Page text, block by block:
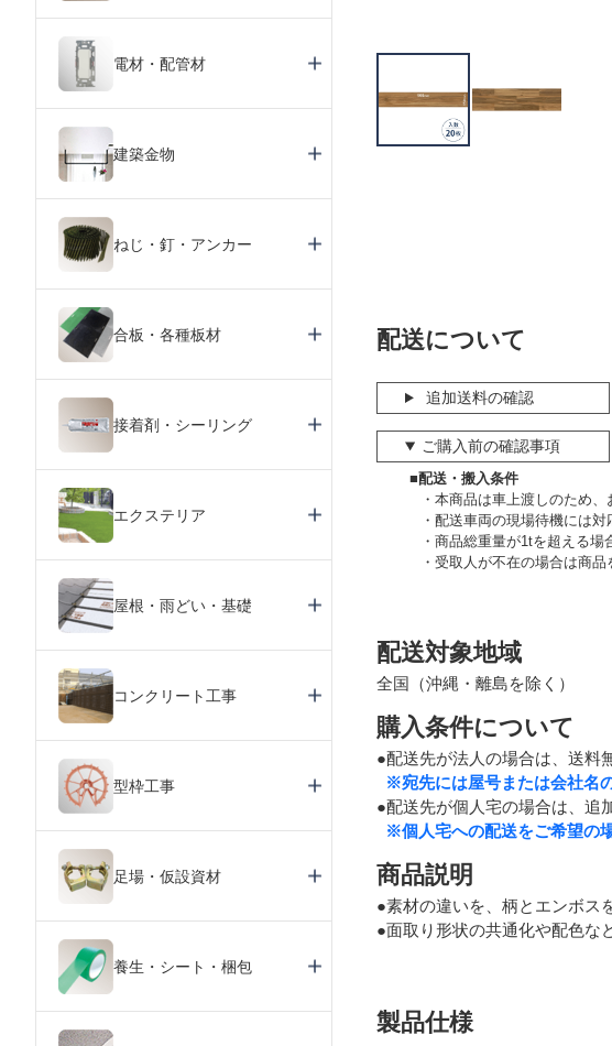
配送について
追加送料の確認
ご購入前の確認事項
■配送・搬入条件
本商品は車上渡しのため、
配送車両の現場待機には対
商品総重量が1tを超える場
受取人が不在の場合は商品
配送対象地域
全国（沖縄・離島を除く）
購入条件について
●配送先が法人の場合は、送料
※宛先には屋号または会社名
●配送先が個人宅の場合は、追
※個人宅への配送をご希望の
商品説明
●素材の違いを、柄とエンボス
●面取り形状の共通化や配色な
製品仕様
電材・配管材
建築金物
ねじ・釘・アンカー
合板・各種板材
接着剤・シーリング
エクステリア
屋根・雨どい・基礎
コンクリート工事
型枠工事
足場・仮設資材
養生・シート・梱包